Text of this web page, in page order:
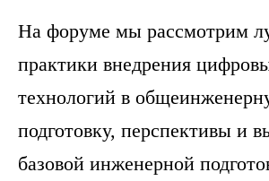
На форуме мы рассмотрим
практики внедрения
технологий в
подготовку, перспективы и
базовой инженерной